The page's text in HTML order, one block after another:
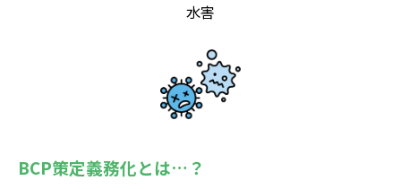
水害
BCP策定義務化とは…？